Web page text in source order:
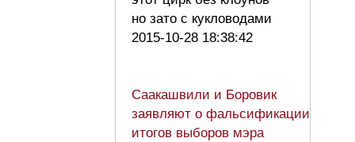
но зато с кукловодами
2015-10-28 18:38:42
Саакашвили и Боровик
заявляют о фальсификации
итогов выборов мэра